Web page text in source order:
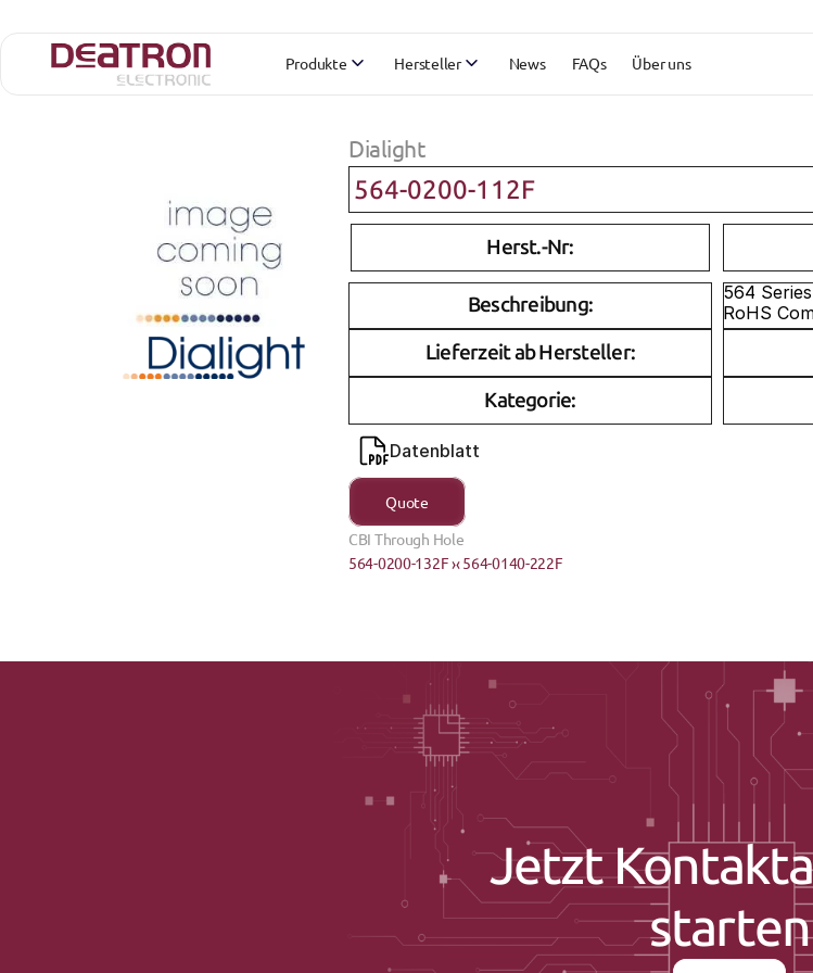
Dialight
564-0200-112F
Herst.-Nr:
Beschreibung:
564
RoHS
Lieferzeit ab Hersteller:
Kategorie:
Datenblatt
Quote
CBI Through Hole
564-0200-132F ›‹ 564-0140-222F
Produkte Hersteller News FAQs Über uns
Jetzt
starten